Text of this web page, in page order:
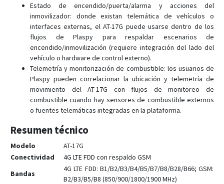
Estado de encendido/puerta/alarma y acciones del
inmovilizador: donde existan telemática de vehículos o
interfaces externas, el AT-17G puede usarse dentro de los
flujos de Plaspy para respaldar escenarios de
encendido/inmovilización (requiere integración del lado del
vehículo o hardware de control externo).
Telemetría y monitorización de combustible: los usuarios de
Plaspy pueden correlacionar la ubicación y telemetría de
movimiento del AT-17G con flujos de monitoreo de
combustible cuando hay sensores de combustible externos
o fuentes telemáticas integradas en la plataforma.
Resumen técnico
Modelo
AT-17G
Conectividad
4G LTE FDD con respaldo GSM
Bandas
4G LTE FDD: B1/B2/B3/B4/B5/B7/B8/B28/B66; GSM:
B2/B3/B5/B8 (850/900/1800/1900 MHz)